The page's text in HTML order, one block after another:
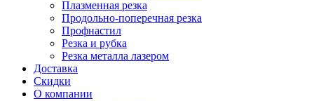
Плазменная резка
Продольно-поперечная резка
Профнастил
Резка и рубка
Резка металла лазером
Доставка
Скидки
О компании